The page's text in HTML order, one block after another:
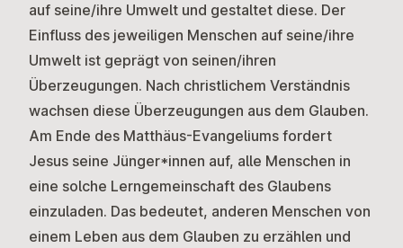
auf seine/ihre Umwelt und gestaltet diese. Der
Einfluss des jeweiligen Menschen auf seine/ihre
Umwelt ist geprägt von seinen/ihren
Überzeugungen. Nach christlichem Verständnis
wachsen diese Überzeugungen aus dem Glauben.
Am Ende des Matthäus-Evangeliums fordert
Jesus seine Jünger*innen auf, alle Menschen in
eine solche Lerngemeinschaft des Glaubens
einzuladen. Das bedeutet, anderen Menschen von
einem Leben aus dem Glauben zu erzählen und